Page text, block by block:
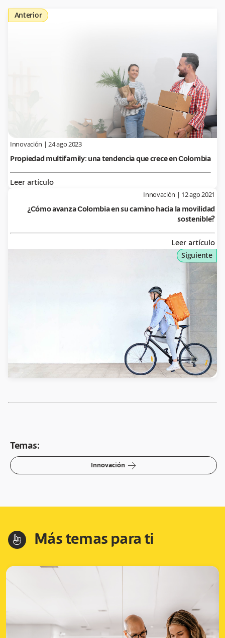
Anterior
Innovación | 24 ago 2023
Propiedad multifamily: una tendencia que crece en Colombia
Leer artículo
Siguiente
Innovación | 12 ago 2021
¿Cómo avanza Colombia en su camino hacia la movilidad
sostenible?
Leer artículo
Temas:
Innovación arrow-right
hand-index Más temas para ti